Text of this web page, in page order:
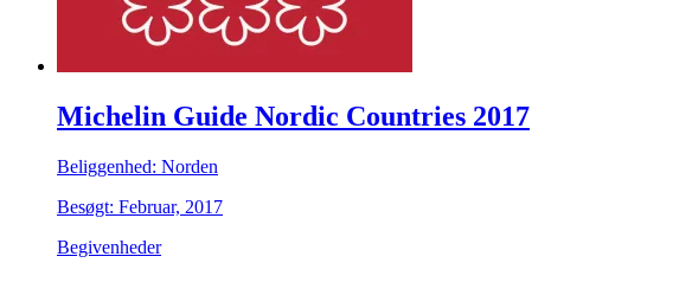
Michelin Guide Nordic Countries 2017
Beliggenhed: Norden
Besøgt: Februar, 2017
Begivenheder